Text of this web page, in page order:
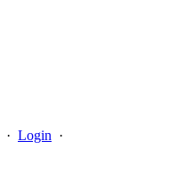
· Login ·